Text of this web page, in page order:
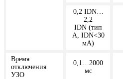
0,2 IDN…
2,2
IDN (тип
A, IDN<30
мА)
Время
отключения
УЗО
0,1…2000
мс